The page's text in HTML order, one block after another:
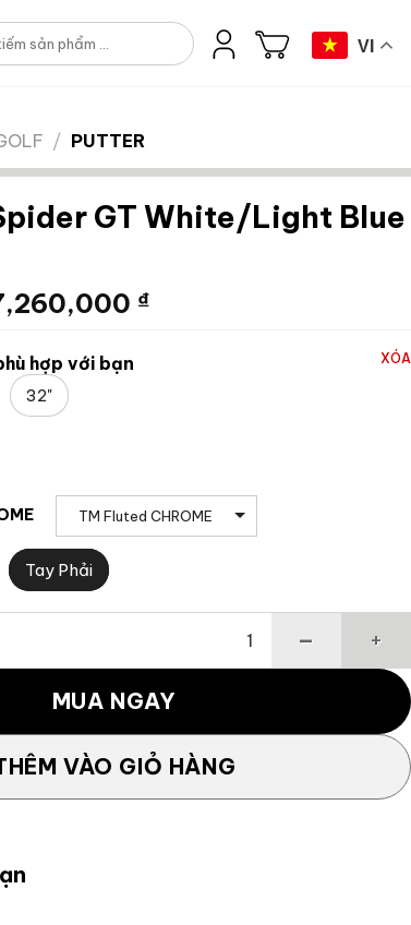
VI
/ PUTTER
GT White/Light Blue
₫.
₫Giá
hợp với bạn
32"
TM Fluted CHROME
Tay Phải
XÓA
Light Blue Single Bend số lượng
VÀO GIỎ HÀNG
MUA NGAY